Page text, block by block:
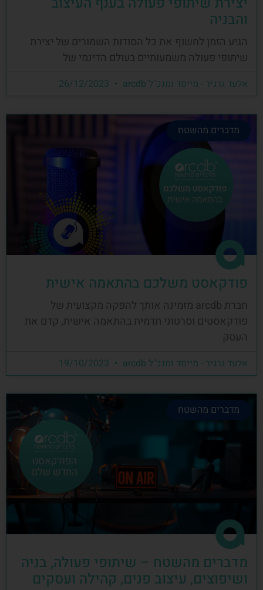
והבניה
הגיע הזמן לחשוף את כל הסודות השמורים של יצירת
שיתופי פעולה משמעותיים בעולם הדינמי של
אלעד גרגיר - מייסד ומנכ"ל arcdb
מדברים מהשטח
פודקאסט משלכם בהתאמה אישית
חברת arcdb מזמינה אותך להפקה מקצועית של
פודקאסטים וסרטוני תדמית בהתאמה אישית, קדם את
העסק
אלעד גרגיר - מייסד ומנכ"ל arcdb
מדברים מהשטח
מדברים מהשטח – שיתופי פעולה, בניה
ושיפוצים, עיצוב פנים, קהילה ועסקים